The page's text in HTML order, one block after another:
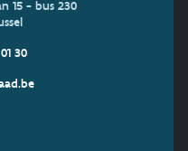
15 - bus 230
30